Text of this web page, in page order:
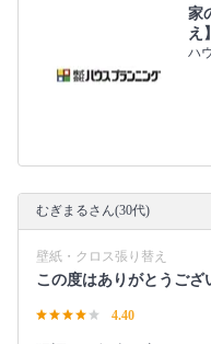
家
え
ハ
むぎまるさん(30代)
壁紙・クロス張り替え
この度はありがとうござ
4.40